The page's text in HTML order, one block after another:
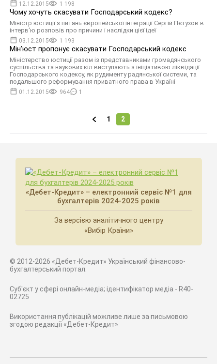
12.12.2015 1 198
Чому хочуть скасувати Господарський кодекс?
Міністр юстиції з питань європейської інтеграції Сергій Пєтухов в
інтерв'ю розповів про причини і наслідки цієї ідеї
03.12.2015 1 193
Мін’юст пропонує скасувати Господарський кодекс
Міністерство юстиції разом із представниками громадянського
суспільства та наукових кіл виступають з ініціативою ліквідації
Господарського кодексу, як рудименту радянської системи, та
подальшого реформування приватного права в Україні
01.12.2015 964 1
1 2
«Дебет-Кредит» – електронний сервіс №1 для
бухгалтерів 2024-2025 років
За версією аналітичного центру
«Вибір Країни»
© 2012-2026 «Дебет-Кредит» Український фінансово-
бухгалтерський портал.
Суб'єкт у сфері онлайн-медіа; ідентифікатор медіа - R40-
02725
Використання публікацій можливе лише за письмовою
згодою редакції «Дебет-Кредит»